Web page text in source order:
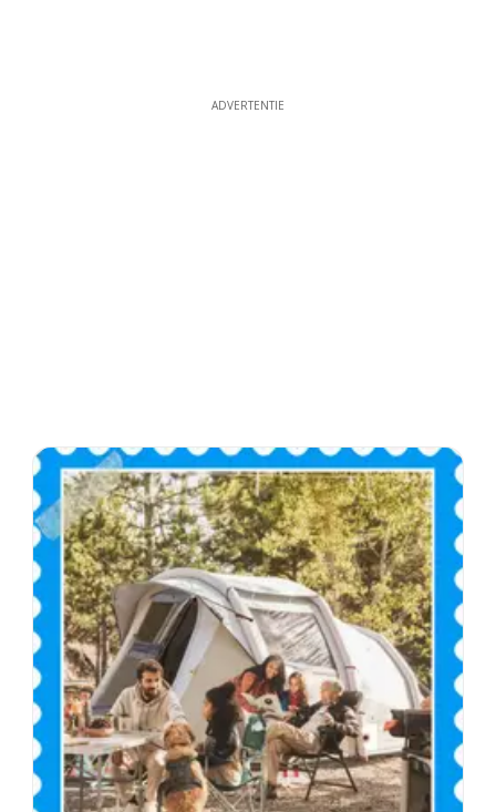
ADVERTENTIE